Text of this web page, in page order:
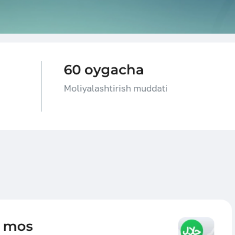
60 oygacha
Moliyalashtirish muddati
mos